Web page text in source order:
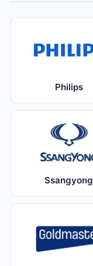
Philips
Ssangyong